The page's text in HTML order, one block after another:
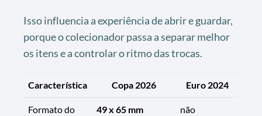
Isso influencia a experiência de abrir e guardar,
porque o colecionador passa a separar melhor
os itens e a controlar o ritmo das trocas.
Característica Copa 2026 Euro 2024
Formato do
49 x 65 mm
não